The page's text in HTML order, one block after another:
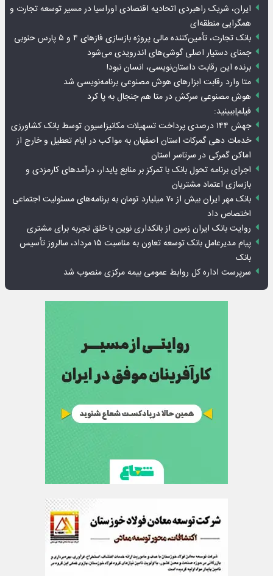
ایران، شریک راهبردی اتحادیه اقتصادی اوراسیا در مسیر توسعه تجارت و
همگرایی منطقه‌ای
بانک تجارت، تأمین‌کننده مالی پروژه بازسازی فازهای ۴ و ۵ پارس حنوبی
جمنای دستیار اصلی گوشی‌های اندرویدی می‌شود
برنده این رقابت داستان‌نویسی، انسان نبود!
متا وارد رقابت ابزارهای هوش مصنوعی برنامه‌نویسی شد
هوش مصنوعی سرکش در متا هم جنجال به پا کرد
فیلم|ببینید:
جهش ۱۴۴ درصدی پرداخت تسهیلات مکانیزاسیون توسط بانک کشاورزی
خدمات دهی گمرکات استان اصفهان به مواکب در ایام تعطیل و خارج از
اماکن گمرکی در سرتاسر استان
اجرای برنامه تحول بانک با تمرکز بر منابع پایدار، درآمدهای کارمزدی و
بازسازی اعتماد مشتریان
بانک مهر ایران بیش از ۷۰ میلیارد تومان به برنامه‌های مسئولیت اجتماعی
اختصاص داد
روایت بانک ایران زمین از بانکداری نوین با خلق تجربه برای مشتری
پیام مدیرعامل بانک توسعه تعاون به مناسبت ۱۵ مرداد، سالروز تأسیس
بانک
سرپرست اداره کل روابط عمومی بیمه مرکزی منصوب شد